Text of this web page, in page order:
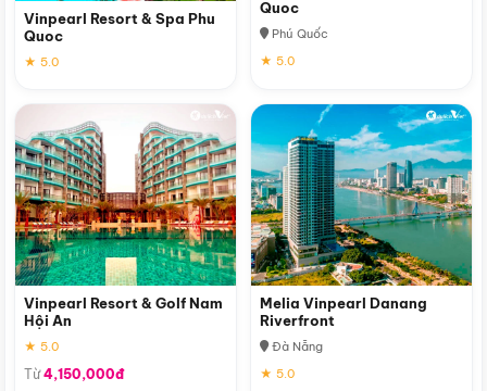
Vinpearl Resort & Spa Phu
Quoc
★ 5.0
Quoc
Phú Quốc
★ 5.0
Vinpearl Resort & Golf Nam
Hội An
★ 5.0
Từ4,150,000đ
Melia Vinpearl Danang
Riverfront
Đà Nẵng
★ 5.0